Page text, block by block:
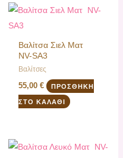
Βαλίτσα Σιελ Ματ
NV-SA3
Βαλίτσες
55,00 € ΠΡΟΣΘΉΚΗ
ΣΤΟ ΚΑΛΆΘΙ